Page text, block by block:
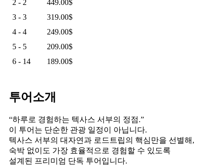
투어소개
“하루로 경험하는 텍사스 서부의 정점.”
이 투어는 단순한 관광 일정이 아닙니다.
텍사스 서부의 대자연과 로드트립의 핵심만을 선별해,
숙박 없이도 가장 효율적으로 경험할 수 있도록
설계된 프리미엄 단독 투어입니다.
2 - 2
449.00$
3 - 3
319.00$
4 - 4
249.00$
5 - 5
209.00$
6 - 14
189.00$